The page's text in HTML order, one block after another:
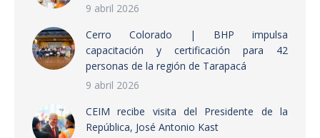
9 abril 2026
Cerro Colorado | BHP impulsa
capacitación y certificación para 42
personas de la región de Tarapacá
9 abril 2026
CEIM recibe visita del Presidente de la
República, José Antonio Kast